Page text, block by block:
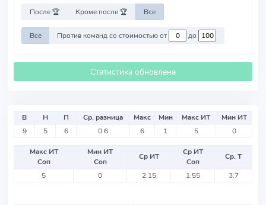
После 🏆 Кроме после 🏆 Все
Все Против команд со стоимостью от до
Статистика обновлена
В Н П Ср. разница Макс Мин Макс ИТ
Мин ИТ
9
5 6 0.6 6 1 5 0
Макс ИТ
Соп
Мин ИТ
Соп
Ср ИТ
Ср ИТ
Соп
Ср. Т
5
0 2.15 1.55 3.7